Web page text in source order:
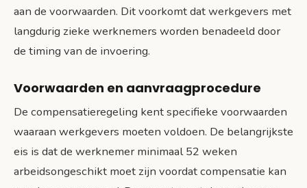
aan de voorwaarden. Dit voorkomt dat werkgevers met
langdurig zieke werknemers worden benadeeld door
de timing van de invoering.
Voorwaarden en aanvraagprocedure
De compensatieregeling kent specifieke voorwaarden
waaraan werkgevers moeten voldoen. De belangrijkste
eis is dat de werknemer minimaal 52 weken
arbeidsongeschikt moet zijn voordat compensatie kan